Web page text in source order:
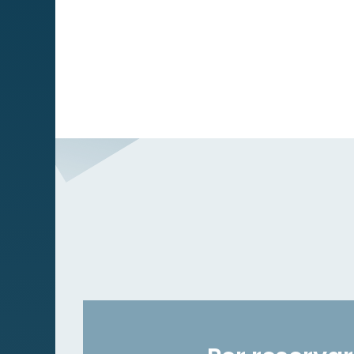
Denúncies